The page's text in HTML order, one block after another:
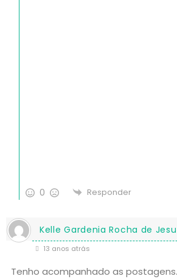
0 Responder
Kelle Gardenia Rocha de
13 anos atrás
Tenho acompanhado as